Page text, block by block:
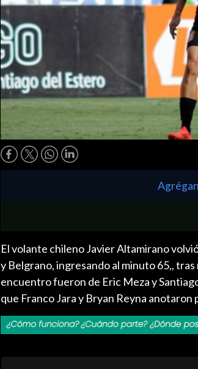
El volante chileno Javier Altamirano
y Belgrano, ingresando al minuto 65,,
encuentro fueron de Eric Meza y
que Franco Jara y Bryan Reyna anotaron